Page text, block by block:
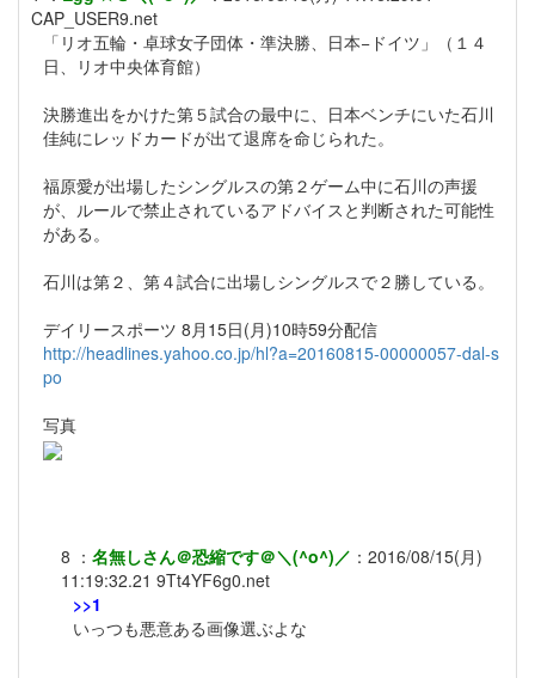
CAP_USER9.net
「リオ五輪・卓球女子団体・準決勝、日本−ドイツ」（１４
日、リオ中央体育館）
決勝進出をかけた第５試合の最中に、日本ベンチにいた石川
佳純にレッドカードが出て退席を命じられた。
福原愛が出場したシングルスの第２ゲーム中に石川の声援
が、ルールで禁止されているアドバイスと判断された可能性
がある。
石川は第２、第４試合に出場しシングルスで２勝している。
デイリースポーツ 8月15日(月)10時59分配信
http://headlines.yahoo.co.jp/hl?a=20160815-00000057-dal-s
po
写真
8 ： 名無しさん＠恐縮です＠＼(^o^)／ ： 2016/08/15(月)
11:19:32.21 9Tt4YF6g0.net
>>1
いっつも悪意ある画像選ぶよな